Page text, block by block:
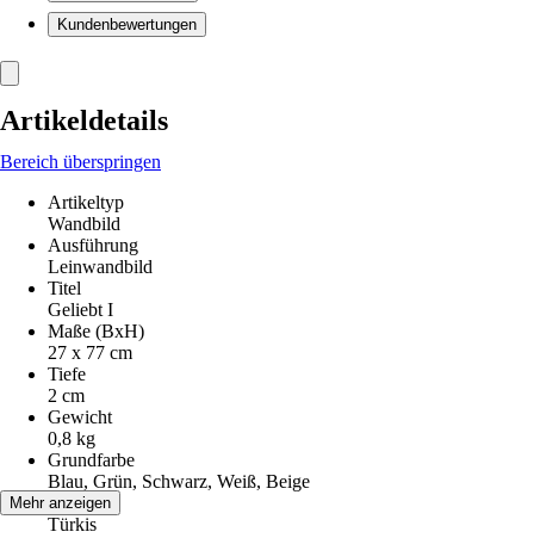
Kundenbewertungen
Artikeldetails
Bereich überspringen
Artikeltyp
Wandbild
Ausführung
Leinwandbild
Titel
Geliebt I
Maße (BxH)
27 x 77 cm
Tiefe
2 cm
Gewicht
0,8 kg
Grundfarbe
Blau, Grün, Schwarz, Weiß, Beige
Farbton
Türkis
Mehr anzeigen